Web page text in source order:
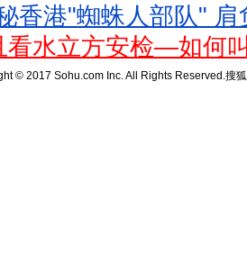
香港"蜘蛛人部队"
看水立方安检—如何
© 2017 Sohu.com Inc. All Rights Reserved.搜